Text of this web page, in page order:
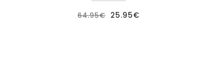
64.95€ El
precio
25.95€